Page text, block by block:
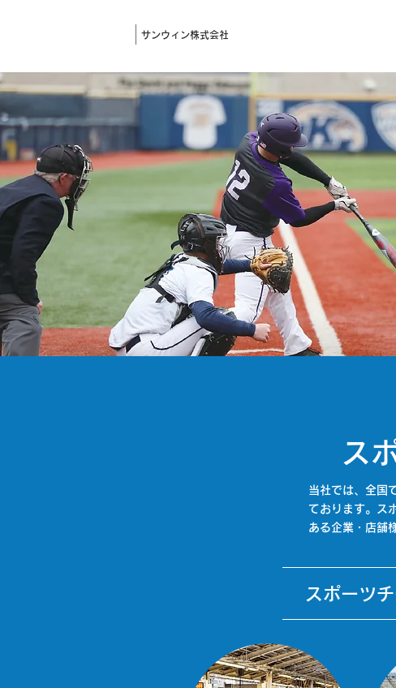
サンウィン株式会社
ス
当社では、全国
ております。ス
ある企業・店舗
スポーツ